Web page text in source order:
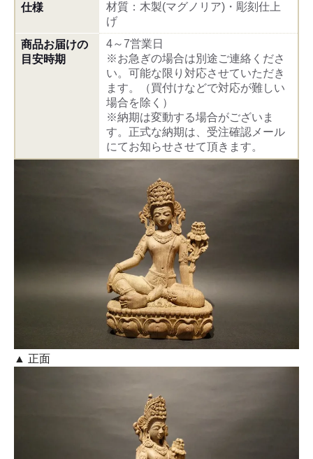
仕様
材質：木製(マグノリア)・彫刻仕上
げ
商品お届けの
目安時期
4～7営業日
※お急ぎの場合は別途ご連絡くださ
い。可能な限り対応させていただき
ます。（買付けなどで対応が難しい
場合を除く）
※納期は変動する場合がございま
す。正式な納期は、受注確認メール
にてお知らせさせて頂きます。
▲ 正面